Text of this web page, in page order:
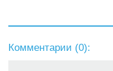
Комментарии (0):